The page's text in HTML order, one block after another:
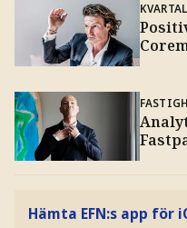
Hämta EFN:s app för